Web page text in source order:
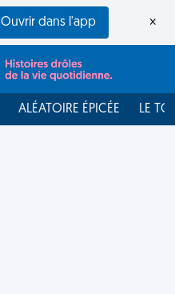
Ouvrir dans l'app ×
ALÉATOIRE ÉPICÉE LE